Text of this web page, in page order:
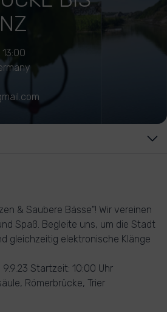
& Saubere Bässe"! Wir vereinen
Spaß. Begleite uns, um die Stadt
gleichzeitig elektronische Klänge
9.9.23 Startzeit: 10:00 Uhr
Römerbrücke, Trier